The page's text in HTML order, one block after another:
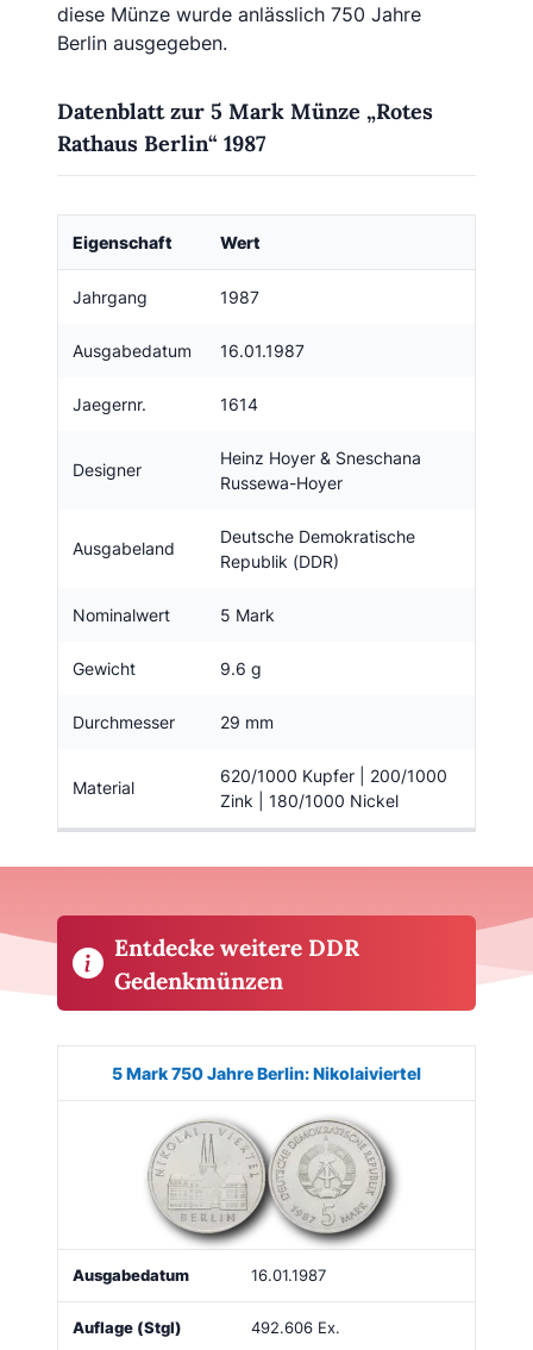
diese Münze wurde anlässlich 750 Jahre
Berlin ausgegeben.
Datenblatt zur 5 Mark Münze „Rotes
Rathaus Berlin“ 1987
Eigenschaft Wert
Jahrgang 1987
Ausgabedatum 16.01.1987
Jaegernr. 1614
Designer
Heinz Hoyer & Sneschana
Russewa-Hoyer
Ausgabeland
Deutsche Demokratische
Republik (DDR)
Nominalwert 5 Mark
Gewicht 9.6 g
Durchmesser 29 mm
Material
620/1000 Kupfer | 200/1000
Zink | 180/1000 Nickel
Entdecke weitere DDR
Gedenkmünzen
Münze Bild Ausgabe Auflage Wert
5 Mark 750 Jahre Berlin: Nikolaiviertel
16.01.1987
492.606 Ex.